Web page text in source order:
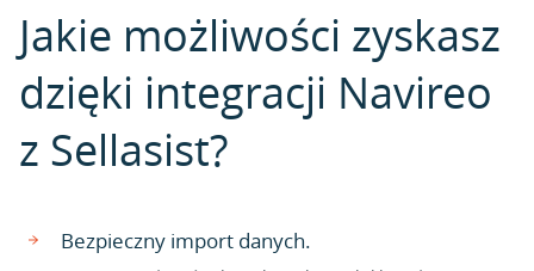
Jakie możliwości zyskasz
dzięki integracji Navireo
z Sellasist?
Bezpieczny import danych.